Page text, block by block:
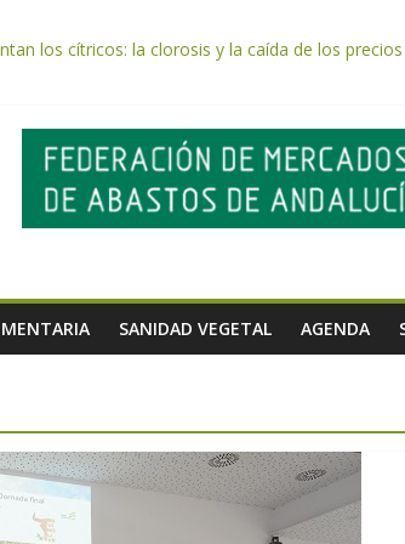
los cítricos: la clorosis y la caída de los precios
confirman una cosecha desigual marcada por
de origen cooperativo en escuelas de
activación del mecanismo de regulación de
SANIDAD VEGETAL AGENDA